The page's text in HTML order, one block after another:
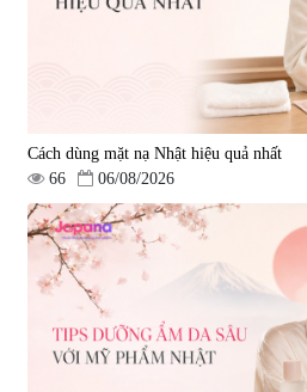
Cách dùng mặt nạ Nhật hiệu quả nhất
66
06/08/2026